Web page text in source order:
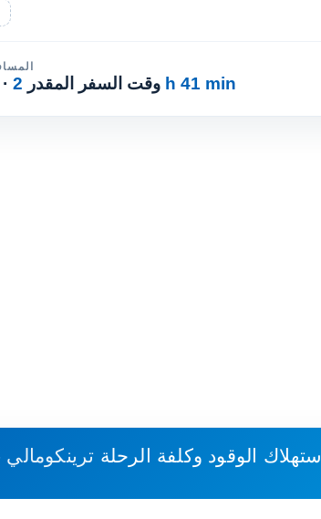
· وقت السفر المقدر 2 h 41 min
استهلاك الوقود وكلفة الرحلة ترينكومالي -